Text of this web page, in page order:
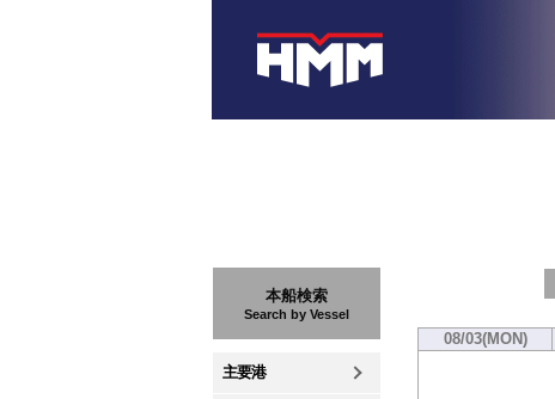
本船検索
Search by Vessel
主要港
08/03(MON)